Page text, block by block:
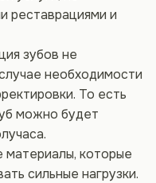
реставрациями и
зубов не
необходимости
То есть
можно будет
которые
сильные нагрузки.